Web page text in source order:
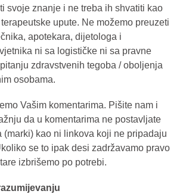
svoje znanje i ne treba ih shvatiti kao
upute. Ne možemo preuzeti
apotekara, dijetologa i
ni sa logističke ni sa pravne
zdravstvenih tegoba / oboljenja
osobama.
Vašim komentarima. Pišite nam i
da u komentarima ne postavljate
(marki) kao ni linkova koji ne pripadaju
se to ipak desi zadržavamo pravo
izbrišemo po potrebi.